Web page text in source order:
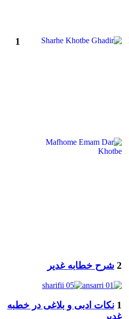
1
2 شرح خطابه غدیر
1 نکات ادبی و بلاغی در خطبه
غدیر